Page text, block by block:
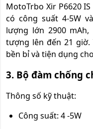
MotoTrbo Xir P6620
có công suất 4-5W
lượng lớn 2900
tượng lên đến 21 giờ.
bền bỉ và tiện dụng
3. Bộ đàm chống
Thông số kỹ thuật:
Công suất: 4 -5W